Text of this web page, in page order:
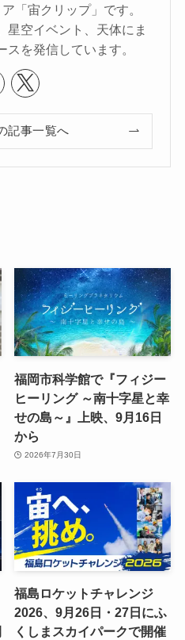
「宙クリップ」です。
星空イベント、天体にま
を発信しています。
記事一覧へ
福岡市科学館で『フィジー
ヒーリング ～南十字星と幸
せの島～』上映、9月16日
から
2026年7月30日
福島ロケットチャレンジ
2026、9月26日・27日にふ
くしまスカイパークで開催